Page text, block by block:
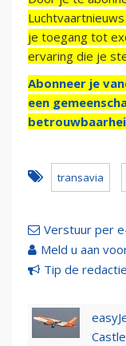
je toegang tot
ervaring die je
Abonneer je
een
transavia
Verstuur per
Meld u aan
Tip de redactie